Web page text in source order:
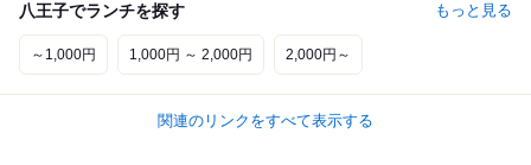
八王子でランチを探す もっと見る
～1,000円 1,000円 ～ 2,000円 2,000円～
関連のリンクをすべて表示する